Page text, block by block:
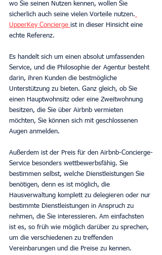
wo Sie seinen Nutzen kennen, wollen Sie
sicherlich auch seine vielen Vorteile nutzen.
UpperKey Concierge ist in dieser Hinsicht eine
echte Referenz.
Es handelt sich um einen absolut umfassenden
Service, und die Philosophie der Agentur besteht
darin, ihren Kunden die bestmögliche
Unterstützung zu bieten. Ganz gleich, ob Sie
einen Hauptwohnsitz oder eine Zweitwohnung
besitzen, die Sie über Airbnb vermieten
möchten, Sie können sich mit geschlossenen
Augen anmelden.
Außerdem ist der Preis für den Airbnb-Concierge-
Service besonders wettbewerbsfähig. Sie
bestimmen selbst, welche Dienstleistungen Sie
benötigen, denn es ist möglich, die
Hausverwaltung komplett zu delegieren oder nur
bestimmte Dienstleistungen in Anspruch zu
nehmen, die Sie interessieren. Am einfachsten
ist es, so früh wie möglich darüber zu sprechen,
um die verschiedenen zu treffenden
Vereinbarungen und die Preise zu kennen.